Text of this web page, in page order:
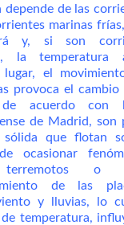
depende de las
marinas
y, si son
la temperatura
lugar, el
provoca el cambio
de acuerdo con
de Madrid, son
que flotan
ocasionar
o
de las
y lluvias, lo
temperatura,